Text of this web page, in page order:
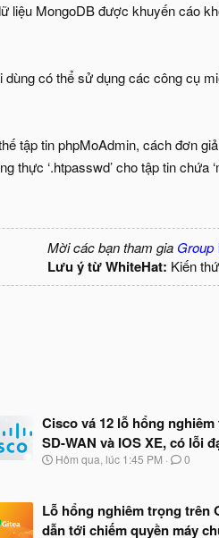
liệu MongoDB được khuyến cáo
có thể sử dụng các công cụ
tập tin phpMoAdmin, cách đơn
thực ‘.htpasswd’ cho tập tin chứa
Mời các bạn tham gia Group
Lưu ý từ WhiteHat: Kiến
Cisco vá 12 lỗ hổng
SD-WAN và IOS XE, có lỗi
N
y
b
ắ
Hôm qua, lúc 1:45 PM 0
Lỗ hổng nghiêm trọng trên
dẫn tới chiếm quyền máy